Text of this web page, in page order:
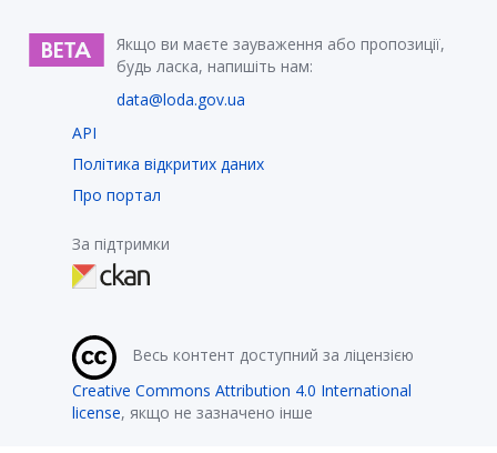
Якщо ви маєте зауваження або пропозиції,
будь ласка, напишіть нам:
data@loda.gov.ua
API
Політика відкритих даних
Про портал
За підтримки
Весь контент доступний за ліцензією
Creative Commons Attribution 4.0 International
license, якщо не зазначено інше